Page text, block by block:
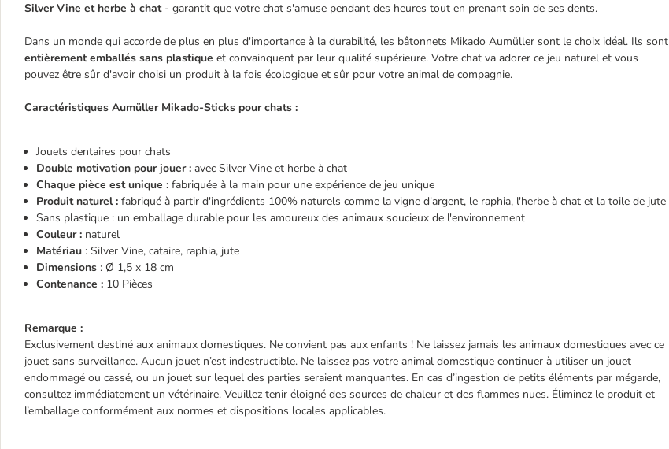
Silver Vine et herbe à chat- garantit que votre chat s'amuse pendant des heures tout en prenant soin de ses dents.
Dans un monde qui accorde de plus en plus d'importance à la durabilité, les bâtonnets Mikado Aumüller sont le choix idéal. Ils sont
entièrement emballés sans plastique et convainquent par leur qualité supérieure. Votre chat va adorer ce jeu naturel et vous
pouvez être sûr d'avoir choisi un produit à la fois écologique et sûr pour votre animal de compagnie.
Caractéristiques Aumüller Mikado-Sticks pour chats :
Jouets dentaires pour chats
Double motivation pour jouer : avec Silver Vine et herbe à chat
Chaque pièce est unique : fabriquée à la main pour une expérience de jeu unique
Produit naturel : fabriqué à partir d'ingrédients 100% naturels comme la vigne d'argent, le raphia, l'herbe à chat et la toile de jute
Sans plastique : un emballage durable pour les amoureux des animaux soucieux de l'environnement
Couleur : naturel
Matériau : Silver Vine, cataire, raphia, jute
Dimensions : Ø 1,5 x 18 cm
Contenance : 10 Pièces
Remarque :
Exclusivement destiné aux animaux domestiques. Ne convient pas aux enfants ! Ne laissez jamais les animaux domestiques avec ce
jouet sans surveillance. Aucun jouet n’est indestructible. Ne laissez pas votre animal domestique continuer à utiliser un jouet
endommagé ou cassé, ou un jouet sur lequel des parties seraient manquantes. En cas d’ingestion de petits éléments par mégarde,
consultez immédiatement un vétérinaire. Veuillez tenir éloigné des sources de chaleur et des flammes nues. Éliminez le produit et
l’emballage conformément aux normes et dispositions locales applicables.